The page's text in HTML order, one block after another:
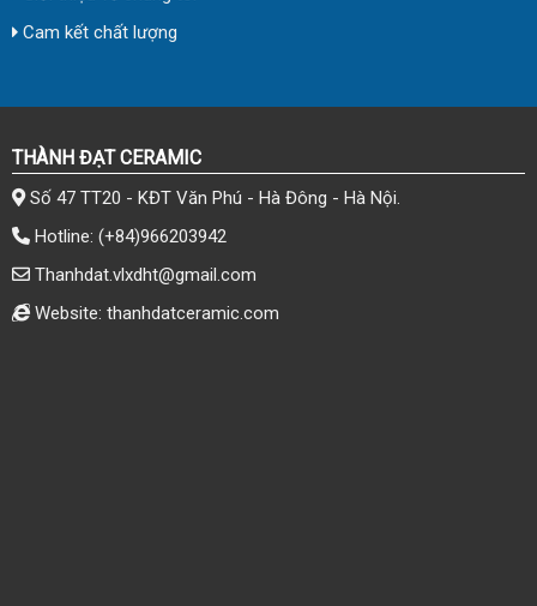
Cam kết chất lượng
THÀNH ĐẠT CERAMIC
Số 47 TT20 - KĐT Văn Phú - Hà Đông - Hà Nội.
Hotline: (+84)966203942
Thanhdat.vlxdht@gmail.com
Website: thanhdatceramic.com